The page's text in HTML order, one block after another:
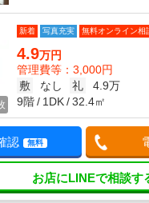
新着 写真充実 無料オンライン相
4.9万円
管理費等：3,000円
敷
なし 礼
4.9万
9階
1DK 32.4㎡
認 無料
お店にLINEで相談す